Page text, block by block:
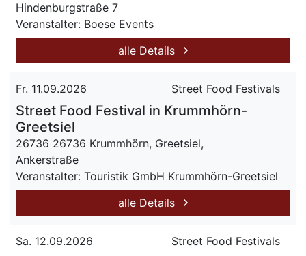
Hindenburgstraße 7
Veranstalter: Boese Events
alle Details
Fr. 11.09.2026 Street Food Festivals
Street Food Festival in Krummhörn-
Greetsiel
26736 26736 Krummhörn, Greetsiel,
Ankerstraße
Veranstalter: Touristik GmbH Krummhörn-Greetsiel
alle Details
Sa. 12.09.2026 Street Food Festivals